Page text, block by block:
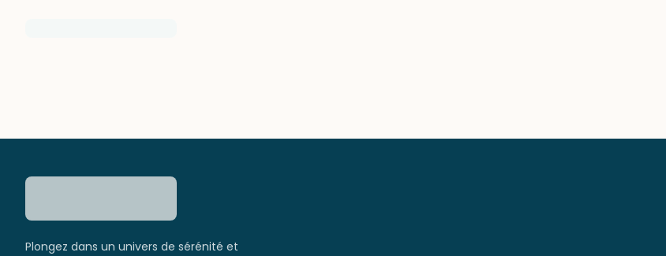
Plongez dans un univers de sérénité et